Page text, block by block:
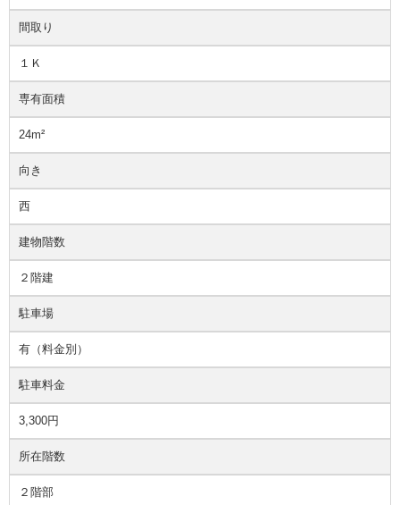
間取り
１Ｋ
専有面積
24m²
向き
西
建物階数
２階建
駐車場
有（料金別）
駐車料金
3,300円
所在階数
２階部